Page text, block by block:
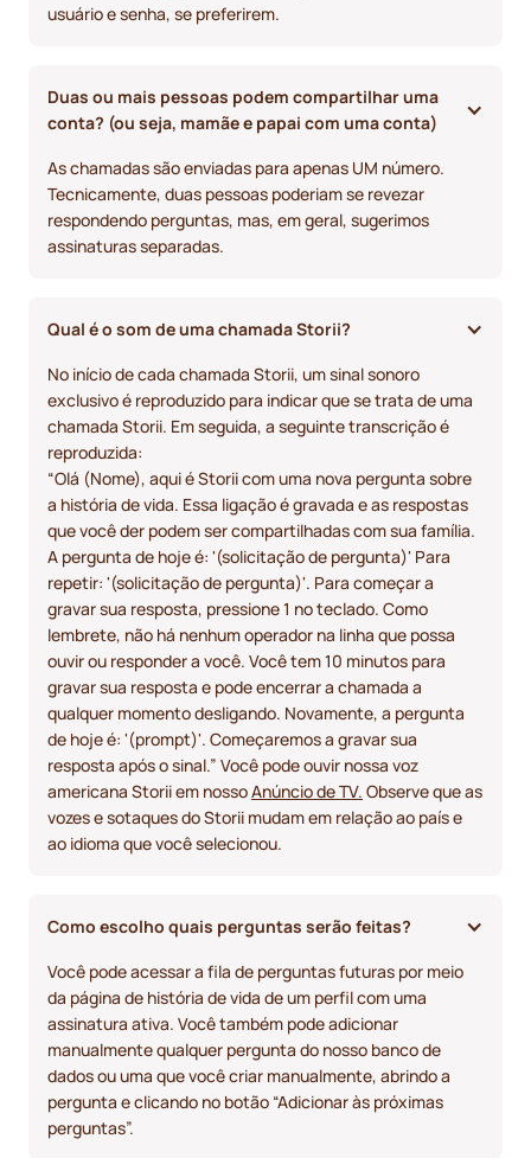
usuário e senha, se preferirem.
Duas ou mais pessoas podem compartilhar uma
conta? (ou seja, mamãe e papai com uma conta)
As chamadas são enviadas para apenas UM número.
Tecnicamente, duas pessoas poderiam se revezar
respondendo perguntas, mas, em geral, sugerimos
assinaturas separadas.
Qual é o som de uma chamada Storii?
No início de cada chamada Storii, um sinal sonoro
exclusivo é reproduzido para indicar que se trata de uma
chamada Storii. Em seguida, a seguinte transcrição é
reproduzida:
“Olá (Nome), aqui é Storii com uma nova pergunta sobre
a história de vida. Essa ligação é gravada e as respostas
que você der podem ser compartilhadas com sua família.
A pergunta de hoje é: '(solicitação de pergunta)' Para
repetir: '(solicitação de pergunta)'. Para começar a
gravar sua resposta, pressione 1 no teclado. Como
lembrete, não há nenhum operador na linha que possa
ouvir ou responder a você. Você tem 10 minutos para
gravar sua resposta e pode encerrar a chamada a
qualquer momento desligando. Novamente, a pergunta
de hoje é: '(prompt)'. Começaremos a gravar sua
resposta após o sinal.” Você pode ouvir nossa voz
americana Storii em nossoAnúncio de TV. Observe que as
vozes e sotaques do Storii mudam em relação ao país e
ao idioma que você selecionou.
Como escolho quais perguntas serão feitas?
Você pode acessar a fila de perguntas futuras por meio
da página de história de vida de um perfil com uma
assinatura ativa. Você também pode adicionar
manualmente qualquer pergunta do nosso banco de
dados ou uma que você criar manualmente, abrindo a
pergunta e clicando no botão “Adicionar às próximas
perguntas”.